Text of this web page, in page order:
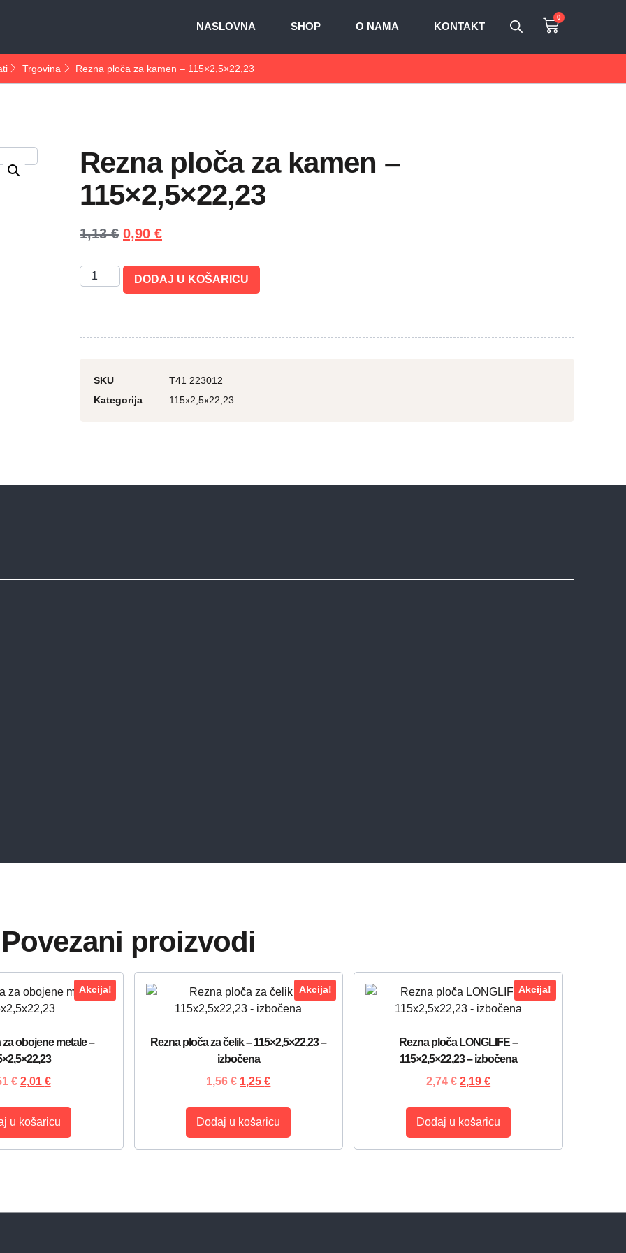
NASLOVNA SHOP O NAMA KONTAKT
0
Trgovina Rezna ploča za kamen – 115×2,5×22,23
Rezna ploča za kamen –
115×2,5×22,23
1,13€ 0,90 €
DODAJ U KOŠARICU
SKU
T41 223012
Kategorija
115x2,5x22,23
Povezani proizvodi
Akcija!
za obojene metale –
€ 2,01 €
u košaricu
Akcija!
Rezna ploča za čelik – 115×2,5×22,23 –
izbočena
1,56€ 1,25€
Dodaj u košaricu
Akcija!
Rezna ploča LONGLIFE –
115×2,5×22,23 – izbočena
2,74€ 2,19€
Dodaj u košaricu